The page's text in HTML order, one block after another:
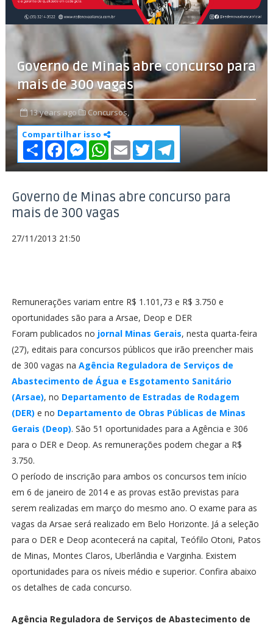
Governo de Minas abre concurso para
mais de 300 vagas
13 years ago
Concursos,
Compartilhar isso
S
h
a
r
F
c
e
o
o
k
M
e
s
s
n
g
e
W
h
a
t
A
p
p
E
m
a
i
T
w
i
t
e
r
T
l
e
r
a
Governo de Minas abre concurso para
mais de 300 vagas
27/11/2013 21:50
Remunerações variam entre R$ 1.101,73 e R$ 3.750 e
oportunidades são para a Arsae, Deop e DER
Foram publicados no jornal Minas Gerais, nesta quarta-feira
(27), editais para concursos públicos que irão preencher mais
de 300 vagas na Agência Reguladora de Serviços de
Abastecimento de Água e Esgotamento Sanitário
(Arsae), no Departamento de Estradas de Rodagem
(DER) e no Departamento de Obras Públicas de Minas
Gerais (Deop). São 51 oportunidades para a Agência e 306
para o DER e Deop. As remunerações podem chegar a R$
3.750.
O período de inscrição para ambos os concursos tem início
em 6 de janeiro de 2014 e as provas estão previstas para
serem realizadas em março do mesmo ano. O exame para as
vagas da Arsae será realizado em Belo Horizonte. Já a seleção
para o DER e Deop acontecerá na capital, Teófilo Otoni, Patos
de Minas, Montes Claros, Uberlândia e Varginha. Existem
oportunidades para os níveis médio e superior. Confira abaixo
os detalhes de cada concurso.
Agência Reguladora de Serviços de Abastecimento de